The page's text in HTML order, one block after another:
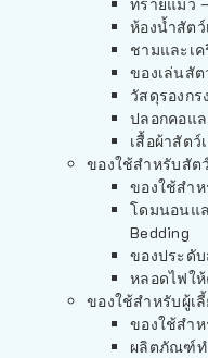
ห้องน้ำสัต
ชามและเ
ของเล่นสัต
วัสดุรองก
ปลอกคอแ
เสื้อผ้าสัต
ของใช้สำหรับสัต
ของใช้สำห
โดมนอนแ
Bedding
ของประดั
หลอดไฟใ
ของใช้สำหรับผู้เ
ของใช้สำห
ผลิตภัณฑ์ท